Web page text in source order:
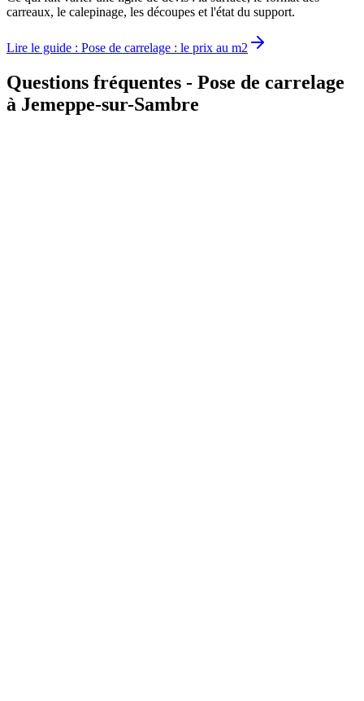
carreaux, le calepinage, les découpes et l'état du support.
Lire le guide : Pose de carrelage : le prix au m2
Questions fréquentes - Pose de carrelage
à Jemeppe-sur-Sambre